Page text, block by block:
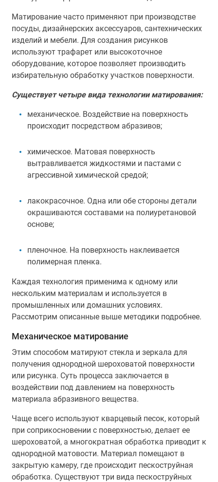
Матирование часто применяют при производстве
посуды, дизайнерских аксессуаров, сантехнических
изделий и мебели. Для создания рисунков
используют трафарет или высокоточное
оборудование, которое позволяет производить
избирательную обработку участков поверхности.
Существует четыре вида технологии матирования:
механическое. Воздействие на поверхность
происходит посредством абразивов;
химическое. Матовая поверхность
вытравливается жидкостями и пастами с
агрессивной химической средой;
лакокрасочное. Одна или обе стороны детали
окрашиваются составами на полиуретановой
основе;
пленочное. На поверхность наклеивается
полимерная пленка.
Каждая технология применима к одному или
нескольким материалам и используется в
промышленных или домашних условиях.
Рассмотрим описанные выше методики подробнее.
Механическое матирование
Этим способом матируют стекла и зеркала для
получения однородной шероховатой поверхности
или рисунка. Суть процесса заключается в
воздействии под давлением на поверхность
материала абразивного вещества.
Чаще всего используют кварцевый песок, который
при соприкосновении с поверхностью, делает ее
шероховатой, а многократная обработка приводит к
однородной матовости. Материал помещают в
закрытую камеру, где происходит пескоструйная
обработка. Существуют три вида пескоструйных